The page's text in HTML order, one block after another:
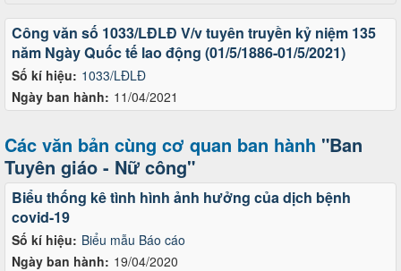
Số kí hiệu: 1033/LĐLĐ
Ngày ban hành: 11/04/2021
Công văn số 1033/LĐLĐ V/v tuyên truyền kỷ niệm 135
năm Ngày Quốc tế lao động (01/5/1886-01/5/2021)
Các văn bản cùng cơ quan ban hành "Ban
Tuyên giáo - Nữ công"
Số kí hiệu: Biểu mẫu Báo cáo
Ngày ban hành: 19/04/2020
Biểu thống kê tình hình ảnh hưởng của dịch bệnh
covid-19